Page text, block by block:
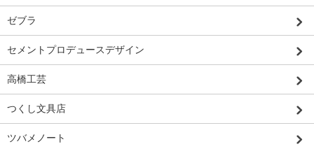
ゼブラ
セメントプロデュースデザイン
高橋工芸
つくし文具店
ツバメノート